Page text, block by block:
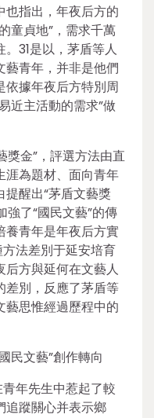
也指出，年夜后方的
童貞地”，需求千萬
31是以，茅盾等人
藝青年，并非是他們
依據年夜后方特別周
近主活動的需求”做
獎金”，評選方法由直
涯為題材、面向青年
醒出“茅盾文藝獎
強了“國民文藝”的傳
養青年是年夜后方實
法差別于延安培育
后方與延何在文藝人
差別，反應了茅盾等
藝思惟經過歷程中的
民文藝”創作轉向
年先生中惹起了較
追蹤關心并表示鄉